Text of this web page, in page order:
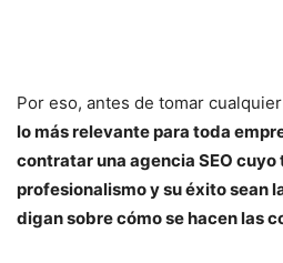
Por eso, antes de tomar
lo más relevante para toda
contratar una agencia SEO
profesionalismo y su éxito sean
digan sobre cómo se hacen las